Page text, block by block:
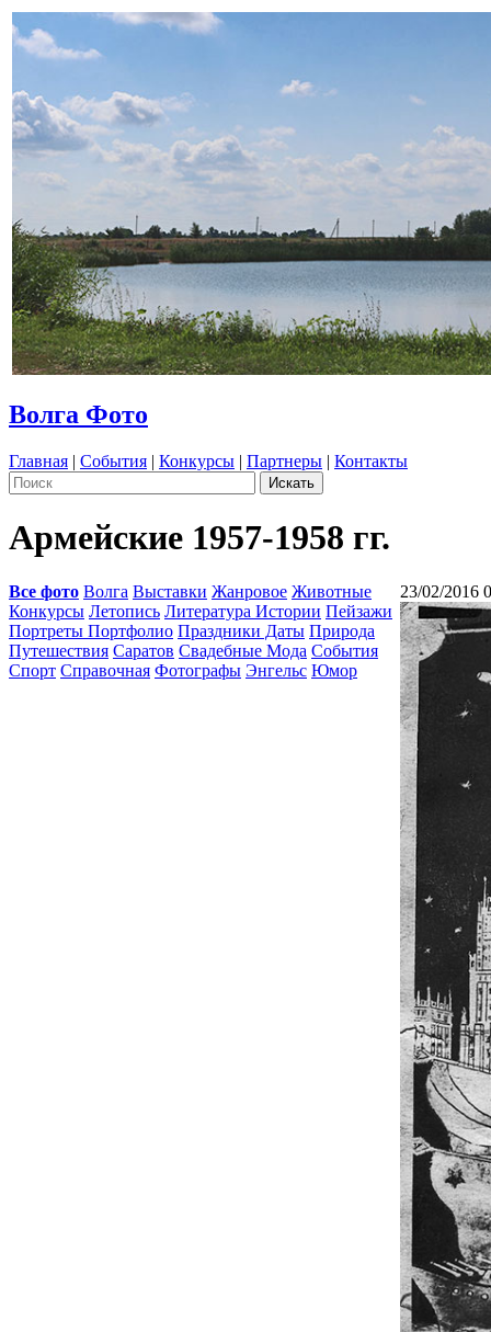
Волга Фото
Главная | События | Конкурсы | Партнеры | Контакты
Армейские 1957-1958 гг.
Все фото Волга Выставки Жанровое Животные
Конкурсы Летопись Литература Истории Пейзажи
Портреты Портфолио Праздники Даты Природа
Путешествия Саратов Свадебные Мода События
Спорт Справочная Фотографы Энгельс Юмор
23/02/2016